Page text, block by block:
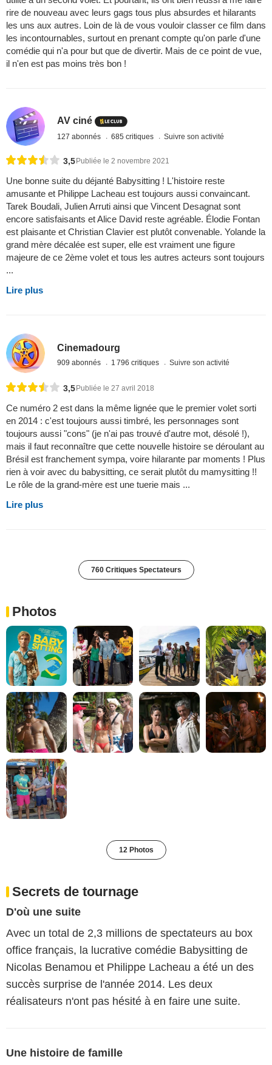
rire de nouveau avec leurs gags tous plus absurdes et hilarants
les uns aux autres. Loin de là de vous vouloir classer ce film dans
les incontournables, surtout en prenant compte qu'on parle d'une
comédie qui n'a pour but que de divertir. Mais de ce point de vue,
il n'en est pas moins très bon !
AV ciné
127 abonnés 685 critiques Suivre son activité
3,5 Publiée le 2 novembre 2021
Une bonne suite du déjanté Babysitting ! L'histoire reste
amusante et Philippe Lacheau est toujours aussi convaincant.
Tarek Boudali, Julien Arruti ainsi que Vincent Desagnat sont
encore satisfaisants et Alice David reste agréable. Élodie Fontan
est plaisante et Christian Clavier est plutôt convenable. Yolande la
grand mère décalée est super, elle est vraiment une figure
majeure de ce 2ème volet et tous les autres acteurs sont toujours
...
Lire plus
Cinemadourg
909 abonnés 1 796 critiques Suivre son activité
3,5Publiée le 27 avril 2018
Ce numéro 2 est dans la même lignée que le premier volet sorti
en 2014 : c'est toujours aussi timbré, les personnages sont
toujours aussi "cons" (je n'ai pas trouvé d'autre mot, désolé !),
mais il faut reconnaître que cette nouvelle histoire se déroulant au
Brésil est franchement sympa, voire hilarante par moments ! Plus
rien à voir avec du babysitting, ce serait plutôt du mamysitting !!
Le rôle de la grand-mère est une tuerie mais ...
Lire plus
760 Critiques Spectateurs
Photos
12 Photos
Secrets de tournage
D'où une suite
Avec un total de 2,3 millions de spectateurs au box
office français, la lucrative comédie Babysitting de
Nicolas Benamou et Philippe Lacheau a été un des
succès surprise de l'année 2014. Les deux
réalisateurs n'ont pas hésité à en faire une suite.
Une histoire de famille